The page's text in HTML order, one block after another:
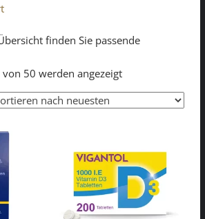
finden Sie passende
von 50 werden angezeigt